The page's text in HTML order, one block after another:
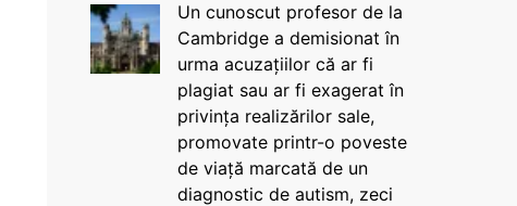
Un cunoscut profesor de la
Cambridge a demisionat în
urma acuzațiilor că ar fi
plagiat sau ar fi exagerat în
privința realizărilor sale,
promovate printr-o poveste
de viață marcată de un
diagnostic de autism, zeci